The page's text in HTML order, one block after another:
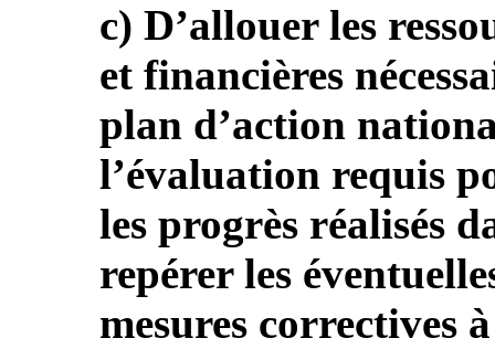
c) D’allouer les
et financières
plan d’action
l’évaluation requis
les progrès réalisés
repérer les
mesures correctives